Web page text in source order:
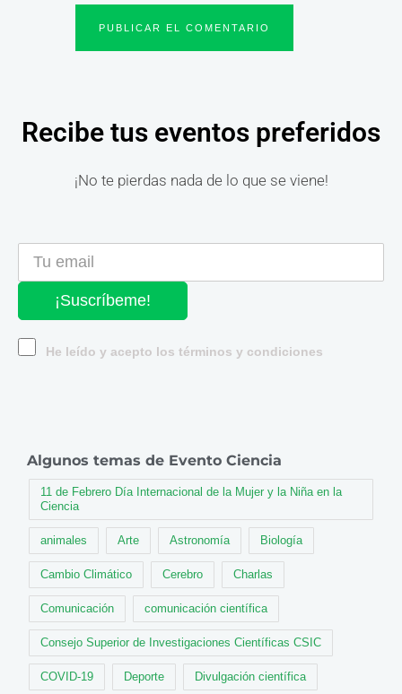
Recibe tus eventos preferidos
¡No te pierdas nada de lo que se viene!
¡Suscríbeme!
He leído y acepto los términos y condiciones
Algunos temas de Evento Ciencia
11 de Febrero Día Internacional de la Mujer y la Niña en la
Ciencia
animales Arte Astronomía Biología
Cambio Climático Cerebro Charlas
Comunicación comunicación científica
Consejo Superior de Investigaciones Científicas CSIC
COVID-19 Deporte Divulgación científica